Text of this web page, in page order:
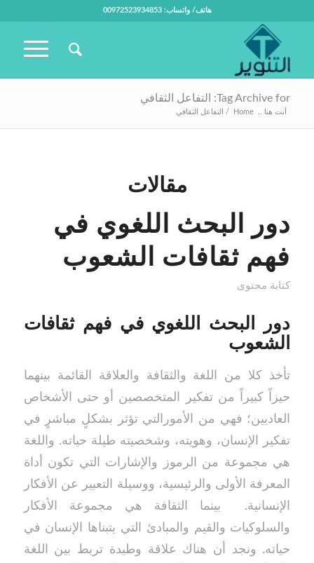
هاتف/ واتساب: 00972523934853
Tag Archive for: التفاعل الثقافي
أنت هنا .. Home
/ التفاعل الثقافي
مقالات
دور البحث اللغوي في
فهم ثقافات الشعوب
كتابة محتوى
دور البحث اللغوي في فهم ثقافات
الشعوب
تأخذ كلا من اللغة والثقافة والعلاقة القائمة بينهما
حيزاً كبيراً من تفكير المتخصصين أو حتى الأشخاص
العاديين؛ فهي من الأمورالتي تؤثر بشكلٍ مباشرٍ في
تفكير الإنسان، وهويته، وشخصيته طيلة حياته. واللغة
هي مجموعة من الرموز والإشارات التي تكون أداة
المعرفة الأولى والرئيسية، ووسيلة التعبير عن الأفكار
الإنسانية. بينما الثقافة هي مجموعة الأفكار
والسلوكيات والقيم والمبادئ التي يتبناها الإنسان في
حياته. ونجد أن هناك علاقة وطيدة تربط بين اللغة